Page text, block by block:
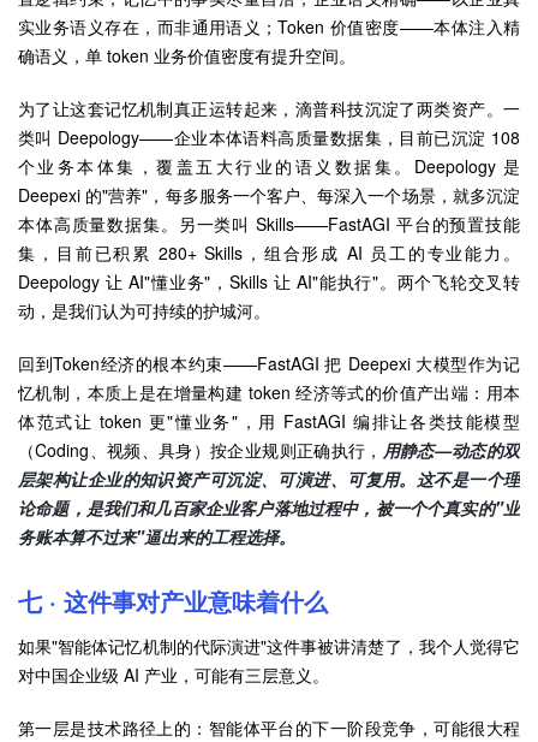
实业务语义存在，而非通用语义；Token 价值密度——本体注入精
确语义，单 token 业务价值密度有提升空间。
为了让这套记忆机制真正运转起来，滴普科技沉淀了两类资产。一
类叫 Deepology——企业本体语料高质量数据集，目前已沉淀 108
个业务本体集，覆盖五大行业的语义数据集。Deepology 是
Deepexi 的"营养"，每多服务一个客户、每深入一个场景，就多沉淀
本体高质量数据集。另一类叫 Skills——FastAGI 平台的预置技能
集，目前已积累 280+ Skills，组合形成 AI 员工的专业能力。
Deepology 让 AI"懂业务"，Skills 让 AI"能执行"。两个飞轮交叉转
动，是我们认为可持续的护城河。
回到Token经济的根本约束——FastAGI 把 Deepexi 大模型作为记
忆机制，本质上是在增量构建 token 经济等式的价值产出端：用本
体范式让 token 更"懂业务"，用 FastAGI 编排让各类技能模型
（Coding、视频、具身）按企业规则正确执行， 用静态—动态的双
层架构让企业的知识资产可沉淀、可演进、可复用。这不是一个理
论命题，是我们和几百家企业客户落地过程中，被一个个真实的"业
务账本算不过来"逼出来的工程选择。
七 · 这件事对产业意味着什么
如果"智能体记忆机制的代际演进"这件事被讲清楚了，我个人觉得它
对中国企业级 AI 产业，可能有三层意义。
第一层是技术路径上的：智能体平台的下一阶段竞争，可能很大程